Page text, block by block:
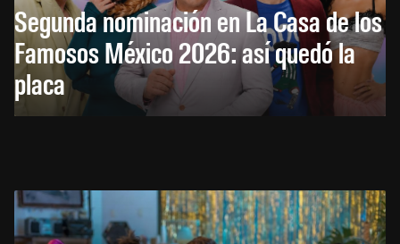
Segunda nominación en La Casa de los
Famosos México 2026: así quedó la
placa